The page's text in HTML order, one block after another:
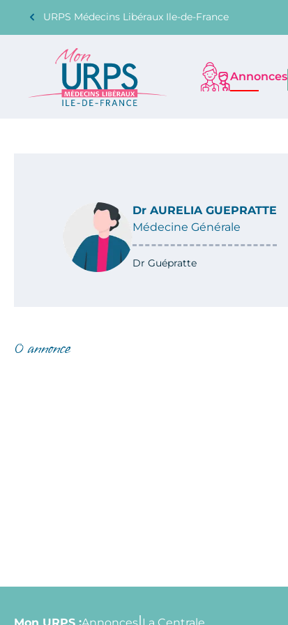
URPS Médecins Libéraux Ile-de-France
Annonces
Dr AURELIA GUEPRATTE
Médecine Générale
Dr Guépratte
0 annonce